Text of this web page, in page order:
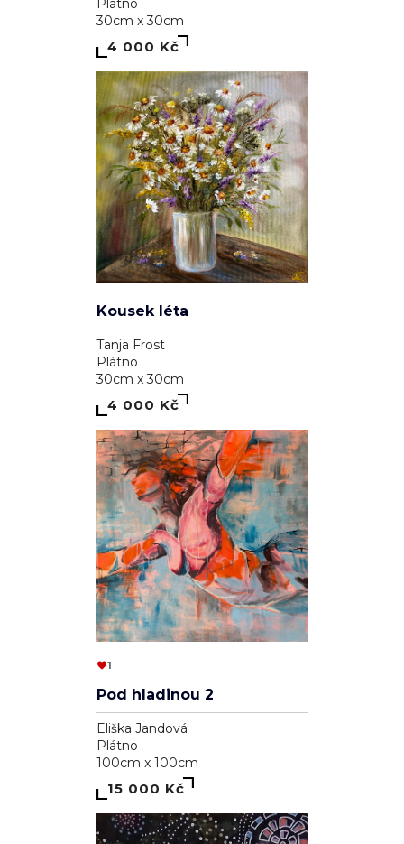
30cm x 30cm
4 000 Kč
Kousek léta
Tanja Frost
Plátno
30cm x 30cm
4 000 Kč
1
Pod hladinou 2
Eliška Jandová
Plátno
100cm x 100cm
15 000 Kč